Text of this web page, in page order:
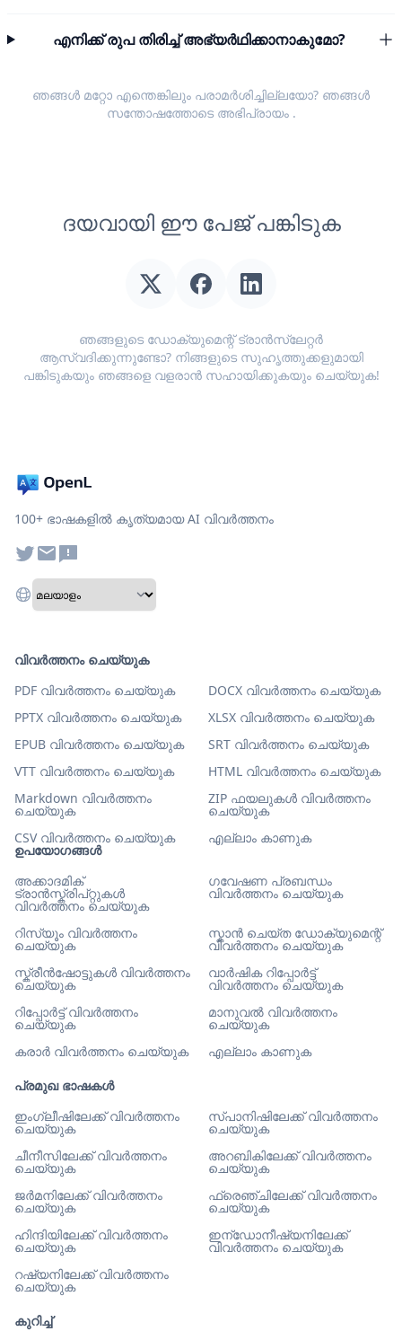
എനിക്ക് രുപ തിരിച്ച് അഭ്യർഥിക്കാനാകുമോ?
ഞങ്ങൾ മറ്റോ എന്തെങ്കിലും പരാമർശിച്ചില്ലയോ? ഞങ്ങൾ
സന്തോഷത്തോടെ അഭിപ്രായം.
ദയവായി ഈ പേജ് പങ്കിടുക
ഞങ്ങളുടെ ഡോക്യുമെന്റ് ട്രാൻസ്ലേറ്റർ
ആസ്വദിക്കുന്നുണ്ടോ? നിങ്ങളുടെ സുഹൃത്തുക്കളുമായി
പങ്കിടുകയും ഞങ്ങളെ വളരാൻ സഹായിക്കുകയും ചെയ്യുക!
100+ ഭാഷകളിൽ കൃത്യമായ AI വിവർത്തനം
ഉപയോഗങ്ങൾ
അക്കാദമിക്
ട്രാൻസ്ക്രിപ്റ്റുകൾ
വിവർത്തനം ചെയ്യുക
ഗവേഷണ പ്രബന്ധം
വിവർത്തനം ചെയ്യുക
റിസ്യൂം വിവർത്തനം
ചെയ്യുക
സ്കാൻ ചെയ്ത ഡോക്യുമെന്റ്
വിവർത്തനം ചെയ്യുക
സ്ക്രീൻഷോട്ടുകൾ വിവർത്തനം
ചെയ്യുക
വാർഷിക റിപ്പോർട്ട്
വിവർത്തനം ചെയ്യുക
റിപ്പോർട്ട് വിവർത്തനം
ചെയ്യുക
മാനുവൽ വിവർത്തനം
ചെയ്യുക
കരാർ വിവർത്തനം ചെയ്യുക
എല്ലാം കാണുക
പ്രമുഖ ഭാഷകൾ
ഇംഗ്ലീഷിലേക്ക് വിവർത്തനം
ചെയ്യുക
സ്പാനിഷിലേക്ക് വിവർത്തനം
ചെയ്യുക
ചീനീസിലേക്ക് വിവർത്തനം
ചെയ്യുക
അറബികിലേക്ക് വിവർത്തനം
ചെയ്യുക
ജർമനിലേക്ക് വിവർത്തനം
ചെയ്യുക
ഫ്രെഞ്ചിലേക്ക് വിവർത്തനം
ചെയ്യുക
ഹിന്ദിയിലേക്ക് വിവർത്തനം
ചെയ്യുക
ഇന്ഡോനീഷ്യനിലേക്ക്
വിവർത്തനം ചെയ്യുക
റഷ്യനിലേക്ക് വിവർത്തനം
ചെയ്യുക
വിവർത്തനം ചെയ്യുക
PDF വിവർത്തനം ചെയ്യുക
DOCX വിവർത്തനം ചെയ്യുക
PPTX വിവർത്തനം ചെയ്യുക
XLSX വിവർത്തനം ചെയ്യുക
EPUB വിവർത്തനം ചെയ്യുക
SRT വിവർത്തനം ചെയ്യുക
VTT വിവർത്തനം ചെയ്യുക
HTML വിവർത്തനം ചെയ്യുക
Markdown വിവർത്തനം
ചെയ്യുക
ZIP ഫയലുകൾ വിവർത്തനം
ചെയ്യുക
CSV വിവർത്തനം ചെയ്യുക
എല്ലാം കാണുക
കുറിച്ച്